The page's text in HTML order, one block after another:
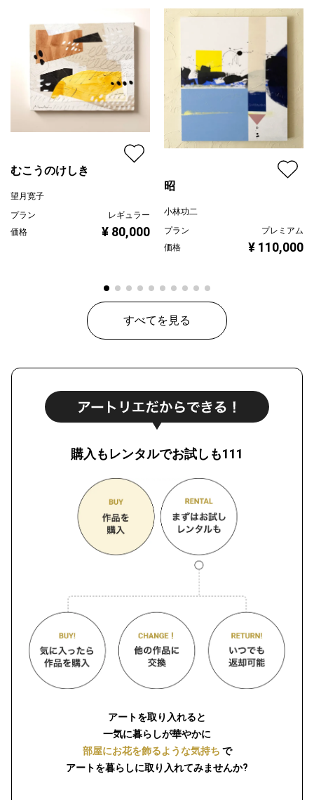
むこうのけしき
望月寛子
プラン
レギュラー
価格
¥ 80,000
昭
小林功二
プラン
プレミアム
価格
¥ 110,000
すべてを見る
購入もレンタルでお試しも111
アートを取り入れると
一気に暮らしが華やかに
部屋にお花を飾るような気持ち で
アートを暮らしに取り入れてみませんか?